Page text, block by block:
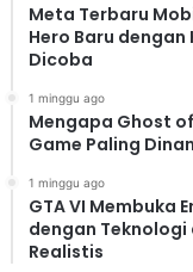
Meta Terbaru
Hero Baru
Dicoba
1 minggu ago
Mengapa Ghost
Game Paling
1 minggu ago
GTA VI Membuka
dengan Teknologi
Realistis